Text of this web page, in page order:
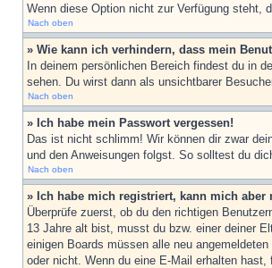
Wenn diese Option nicht zur Verfügung steht,
Nach oben
» Wie kann ich verhindern, dass mein
In deinem persönlichen Bereich findest du in
sehen. Du wirst dann als unsichtbarer
Nach oben
» Ich habe mein Passwort vergessen!
Das ist nicht schlimm! Wir können dir zwar
und den Anweisungen folgst. So solltest du
Nach oben
» Ich habe mich registriert, kann mich aber
Überprüfe zuerst, ob du den richtigen
13 Jahre alt bist, musst du bzw. einer deiner
einigen Boards müssen alle neu
oder nicht. Wenn du eine E-Mail erhalten